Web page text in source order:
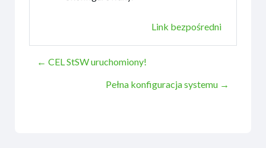
Link bezpośredni
← CEL StSW uruchomiony!
Pełna konfiguracja systemu →